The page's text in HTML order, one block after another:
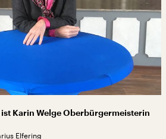
Karin Welge Oberbürgermeisterin
Elfering